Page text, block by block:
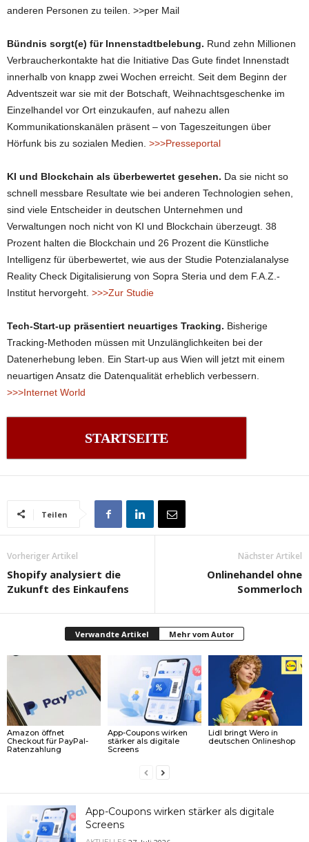
anderen Personen zu teilen. >>per Mail
Bündnis sorgt(e) für Innenstadtbelebung. Rund zehn Millionen
Verbraucherkontakte hat die Initiative Das Gute findet Innenstadt
innerhalb von knapp zwei Wochen erreicht. Seit dem Beginn der
Adventszeit war sie mit der Botschaft, Weihnachtsgeschenke im
Einzelhandel vor Ort einzukaufen, auf nahezu allen
Kommunikationskanälen präsent – von Tageszeitungen über
Hörfunk bis zu sozialen Medien. >>>Presseportal
KI und Blockchain als überbewertet gesehen. Da sie nicht so
schnell messbare Resultate wie bei anderen Technologien sehen,
sind viele Entscheider in deutschen Unternehmen und
Verwaltungen noch nicht von KI und Blockchain überzeugt. 38
Prozent halten die Blockchain und 26 Prozent die Künstliche
Intelligenz für überbewertet, wie aus der Studie Potenzialanalyse
Reality Check Digitalisierung von Sopra Steria und dem F.A.Z.-
Institut hervorgeht. >>>Zur Studie
Tech-Start-up präsentiert neuartiges Tracking. Bisherige
Tracking-Methoden müssen mit Unzulänglichkeiten bei der
Datenerhebung leben. Ein Start-up aus Wien will jetzt mit einem
neuartigen Ansatz die Datenqualität erheblich verbessern.
>>>Internet World
STARTSEITE
Teilen
Vorheriger Artikel
Shopify analysiert die
Zukunft des Einkaufens
Nächster Artikel
Onlinehandel ohne
Sommerloch
Verwandte Artikel Mehr vom Autor
Amazon öffnet
Checkout für PayPal-
Ratenzahlung
App-Coupons wirken
stärker als digitale
Screens
Lidl bringt Wero in
deutschen Onlineshop
App-Coupons wirken stärker als digitale
Screens